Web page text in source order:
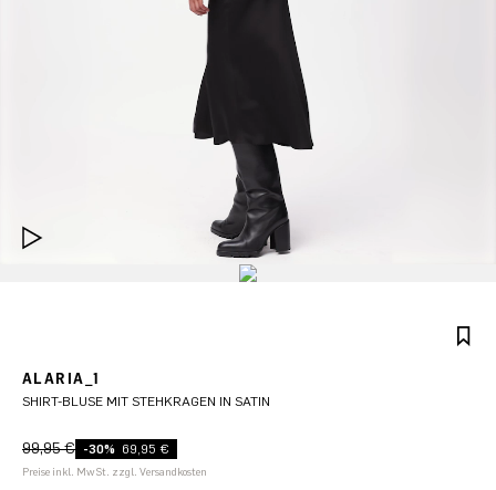
ALARIA_1
SHIRT-BLUSE MIT STEHKRAGEN IN SATIN
99,95 € -30% 69,95 €
Preise inkl. MwSt. zzgl. Versandkosten